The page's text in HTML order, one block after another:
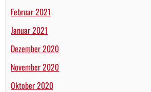
Februar 2021
Januar 2021
Dezember 2020
November 2020
Oktober 2020